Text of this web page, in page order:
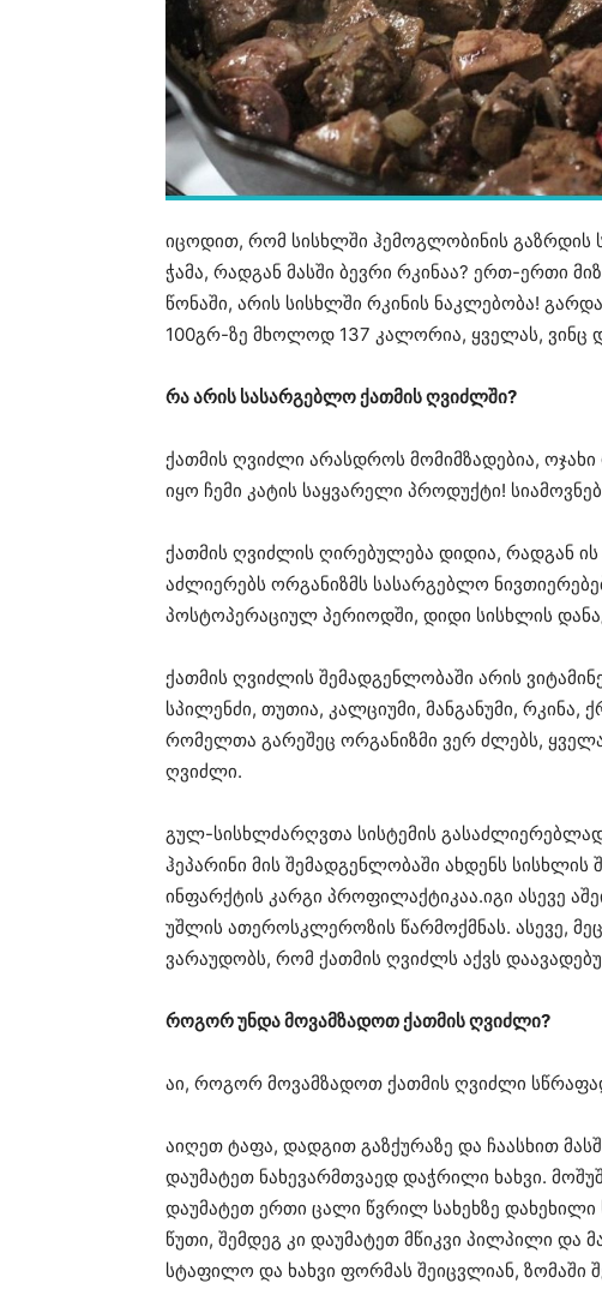
იცოდით, რომ სისხლში ჰემოგლობინის გაზრდის
ჭამა, რადგან მასში ბევრი რკინაა? ერთ-ერთი
წონაში, არის სისხლში რკინის ნაკლებობა!
100გრ-ზე მხოლოდ 137 კალორია, ყველას, ვინც
რა არის სასარგებლო ქათმის ღვიძლში?
ქათმის ღვიძლი არასდროს მომიმზადებია,
იყო ჩემი კატის საყვარელი პროდუქტი!
ქათმის ღვიძლის ღირებულება დიდია, რადგან
აძლიერებს ორგანიზმს სასარგებლო
პოსტოპერაციულ პერიოდში, დიდი სისხლის
ქათმის ღვიძლის შემადგენლობაში არის
სპილენძი, თუთია, კალციუმი, მანგანუმი, რკინა,
რომელთა გარეშეც ორგანიზმი ვერ ძლებს,
ღვიძლი.
გულ-სისხლძარღვთა სისტემის
ჰეპარინი მის შემადგენლობაში ახდენს
ინფარქტის კარგი პროფილაქტიკაა.იგი ასევე
უშლის ათეროსკლეროზის წარმოქმნას. ასევე,
ვარაუდობს, რომ ქათმის ღვიძლს აქვს
როგორ უნდა მოვამზადოთ ქათმის ღვიძლი?
აი, როგორ მოვამზადოთ ქათმის ღვიძლი
აიღეთ ტაფა, დადგით გაზქურაზე და ჩაასხით
დაუმატეთ ნახევარმთვაედ დაჭრილი ხახვი.
დაუმატეთ ერთი ცალი წვრილ სახეხზე
წუთი, შემდეგ კი დაუმატეთ მწიკვი პილპილი და
სტაფილო და ხახვი ფორმას შეიცვლიან, ზომაში